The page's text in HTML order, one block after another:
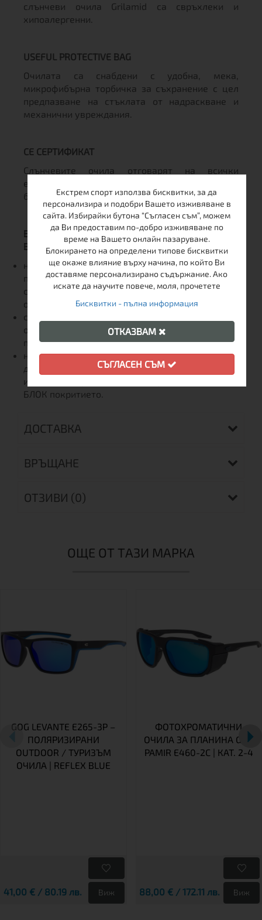
слънчеви очила Grilamid са свръхлеки и
хипоалергенни.
USEFUL PROTECTIVE BAG
Очилата са снабдени с удобна, мека,
микрофибърна торбичка за съхранение с цел
предпазване на стъклата от надраскване и
механични увреждания.
CЕ СЕРТИФИКАТ
Слънчевите очила отговарят на всички
европейски изисквания за качество и
безопасност при употреба.
Важно за поддръжката и съхранението на
Вашите слънчеви очила:
не трябва да се почистват с мокри кърпи или с
препарати на спиртна основа, включително
специализирани препарати и кърпички за
очила, съдържащи спирт.
спиртът може да увреди покритието на
очилата! Гаранцията не покрива повредено
покритие вследствие на неправилна употреба!
не излагайте вътрешната страна на плаките в
досег до твърди и остри предмети, за да се
избегне надраскване и повреждане на FOG
БЛОК покритието.
ДОСТАВКА
ВРЪЩАНЕ
ОТЗИВИ (0)
ОЩЕ ОТ ТАЗИ МАРКА
GOG LEVANTE E265-3P –
ПОЛЯРИЗИРАНИ
OUTDOOR / ТУРИЗЪМ
ОЧИЛА | REFLEX BLUE
41,00 € / 80.19 лв. Виж
ФОТОХРОМАТИЧНИ
ОЧИЛА ЗА ПЛАНИНА GOG
PAMIR E460-2C | КАТ. 2-4
88,00 € / 172.11 лв. Виж
Екстрем спорт използва бисквитки, за да
персонализира и подобри Вашето изживяване в
сайта. Избирайки бутона “Съгласен съм”, можем
да Ви предоставим по-добро изживяване по
време на Вашето онлайн пазаруване.
Блокирането на определени типове бисквитки
ще окаже влияние върху начина, по който Ви
доставяме персонализирано съдържание. Ако
искате да научите повече, моля, прочетете
Бисквитки - пълна информация
ОТКАЗВАМ
СЪГЛАСЕН СЪМ